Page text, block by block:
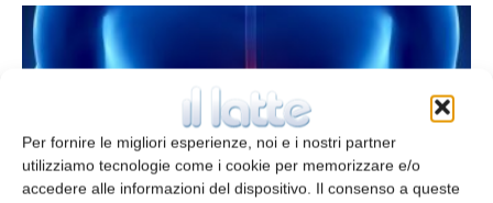
Per fornire le migliori esperienze, noi e i nostri partner
utilizziamo tecnologie come i cookie per memorizzare e/o
accedere alle informazioni del dispositivo. Il consenso a queste